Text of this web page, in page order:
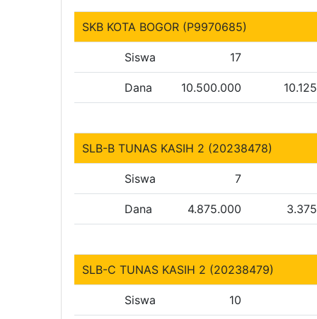
SKB KOTA BOGOR (P9970685)
Siswa 17
Dana 10.500.000
SLB-B TUNAS KASIH 2 (20238478)
Siswa 7
Dana 4.875.000
SLB-C TUNAS KASIH 2 (20238479)
Siswa 10